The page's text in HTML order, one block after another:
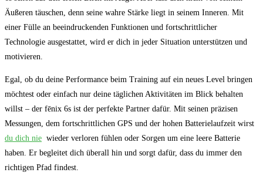
Äußeren täuschen, denn seine wahre Stärke liegt in seinem⁢ Inneren. Mit
einer Fülle an beeindruckenden Funktionen und fortschrittlicher
‍Technologie ausgestattet, wird er dich in ‌jeder⁢ Situation unterstützen⁢ und
motivieren.
Egal, ob⁣ du deine ‍Performance beim Training auf ein neues Level ‌bringen
möchtest‌ oder einfach⁤ nur deine‌ täglichen​ Aktivitäten im Blick behalten
willst – der fēnix 6s ist der‍ perfekte Partner dafür. Mit seinen präzisen
Messungen, ‌dem fortschrittlichen GPS und der hohen Batterielaufzeit wirst
du dich nie ​ wieder verloren fühlen oder Sorgen um eine leere Batterie‌
haben. Er ​begleitet dich überall hin ⁣und ‍sorgt dafür, dass du immer ⁤den
richtigen ⁢Pfad findest.